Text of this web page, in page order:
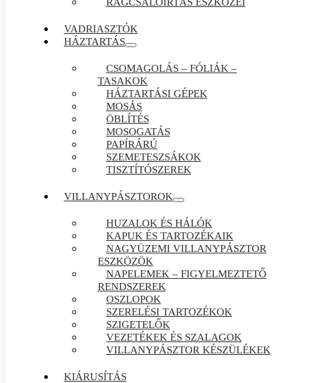
VADRIASZTÓK
HÁZTARTÁS
CSOMAGOLÁS – FÓLIÁK –
TASAKOK
HÁZTARTÁSI GÉPEK
MOSÁS
ÖBLÍTÉS
MOSOGATÁS
PAPÍRÁRÚ
SZEMETESZSÁKOK
TISZTÍTÓSZEREK
VILLANYPÁSZTOROK
HUZALOK ÉS HÁLÓK
KAPUK ÉS TARTOZÉKAIK
NAGYÜZEMI VILLANYPÁSZTOR
ESZKÖZÖK
NAPELEMEK – FIGYELMEZTETŐ
RENDSZEREK
OSZLOPOK
SZERELÉSI TARTOZÉKOK
SZIGETELŐK
VEZETÉKEK ÉS SZALAGOK
VILLANYPÁSZTOR KÉSZÜLÉKEK
KIÁRUSÍTÁS